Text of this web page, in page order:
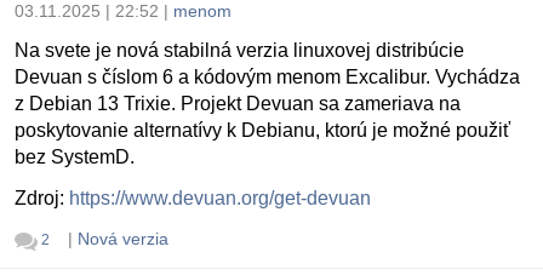
03.11.2025 | 22:52 | menom
Na svete je nová stabilná verzia linuxovej distribúcie
Devuan s číslom 6 a kódovým menom Excalibur. Vychádza
z Debian 13 Trixie. Projekt Devuan sa zameriava na
poskytovanie alternatívy k Debianu, ktorú je možné použiť
bez SystemD.
Zdroj: https://www.devuan.org/get-devuan
2 | Nová verzia